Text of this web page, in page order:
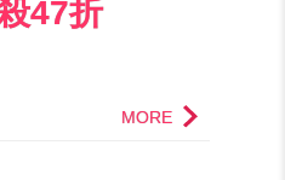
47折
MORE